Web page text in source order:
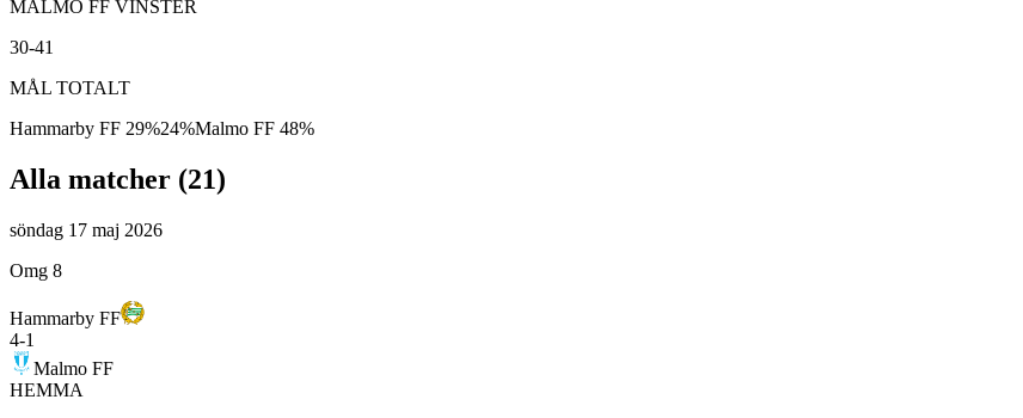
MALMO FF VINSTER
30-41
MÅL TOTALT
Hammarby FF 29%24%Malmo FF 48%
Alla matcher (21)
söndag 17 maj 2026
Omg 8
Hammarby FF
4-1
Malmo FF
HEMMA